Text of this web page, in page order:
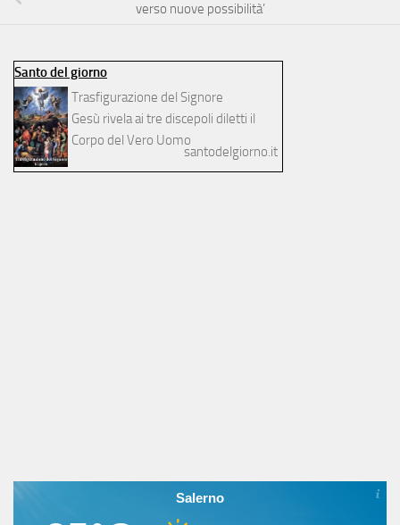
verso nuove possibilità’
Santo del giorno
Trasfigurazione del Signore
Gesù rivela ai tre discepoli diletti il
Corpo del Vero Uomo
santodelgiorno.it
Salerno